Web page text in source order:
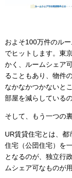
およそ100万件のル
でヒットします。東
かく、ルームシェア
ることもあり、物件
なかなかつかないと
部屋を減らしている
そして、もう一つの
UR賃貸住宅とは、
住宅（公団住宅）を
となるのが、独立行
ムシェア可なものが